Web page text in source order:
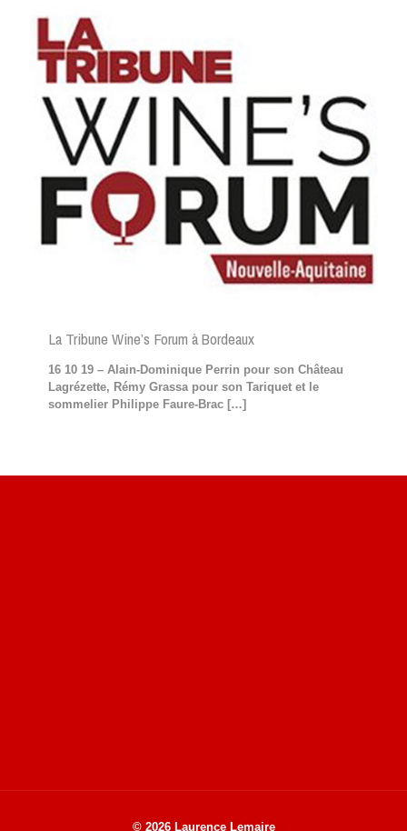
La Tribune Wine’s Forum à Bordeaux
16 10 19 – Alain-Dominique Perrin pour son Château
Lagrézette, Rémy Grassa pour son Tariquet et le
sommelier Philippe Faure-Brac […]
© 2026 Laurence Lemaire